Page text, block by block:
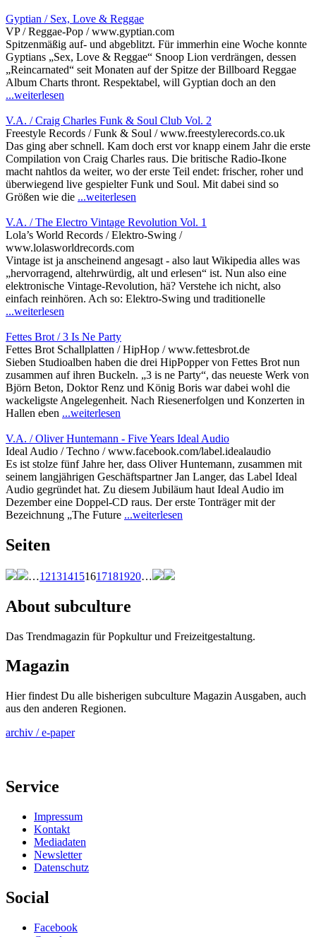
Gyptian / Sex, Love & Reggae
VP / Reggae-Pop / www.gyptian.com
Spitzenmäßig auf- und abgeblitzt. Für immerhin eine Woche konnte
Gyptians „Sex, Love & Reggae“ Snoop Lion verdrängen, dessen
„Reincarnated“ seit Monaten auf der Spitze der Billboard Reggae
Album Charts thront. Respektabel, will Gyptian doch an den
...weiterlesen
V.A. / Craig Charles Funk & Soul Club Vol. 2
Freestyle Records / Funk & Soul / www.freestylerecords.co.uk
Das ging aber schnell. Kam doch erst vor knapp einem Jahr die erste
Compilation von Craig Charles raus. Die britische Radio-Ikone
macht nahtlos da weiter, wo der erste Teil endet: frischer, roher und
überwiegend live gespielter Funk und Soul. Mit dabei sind so
Größen wie die ...weiterlesen
V.A. / The Electro Vintage Revolution Vol. 1
Lola’s World Records / Elektro-Swing /
www.lolasworldrecords.com
Vintage ist ja anscheinend angesagt - also laut Wikipedia alles was
„hervorragend, altehrwürdig, alt und erlesen“ ist. Nun also eine
elektronische Vintage-Revolution, hä? Verstehe ich nicht, also
einfach reinhören. Ach so: Elektro-Swing und traditionelle
...weiterlesen
Fettes Brot / 3 Is Ne Party
Fettes Brot Schallplatten / HipHop / www.fettesbrot.de
Sieben Studioalben haben die drei HipPopper von Fettes Brot nun
zusammen auf ihren Buckeln. „3 is ne Party“, das neueste Werk von
Björn Beton, Doktor Renz und König Boris war dabei wohl die
wackeligste Angelegenheit. Nach Riesenerfolgen und Konzerten in
Hallen eben ...weiterlesen
V.A. / Oliver Huntemann - Five Years Ideal Audio
Ideal Audio / Techno / www.facebook.com/label.idealaudio
Es ist stolze fünf Jahre her, dass Oliver Huntemann, zusammen mit
seinem langjährigen Geschäftspartner Jan Langer, das Label Ideal
Audio gegründet hat. Zu diesem Jubiläum haut Ideal Audio im
Dezember eine Doppel-CD raus. Der erste Tonträger mit der
Bezeichnung „The Future ...weiterlesen
Seiten
…121314151617181920…
About subculture
Das Trendmagazin für Popkultur und Freizeitgestaltung.
Magazin
Hier findest Du alle bisherigen subculture Magazin Ausgaben, auch
aus den anderen Regionen.
archiv / e-paper
Service
Impressum
Kontakt
Mediadaten
Newsletter
Datenschutz
Social
Facebook